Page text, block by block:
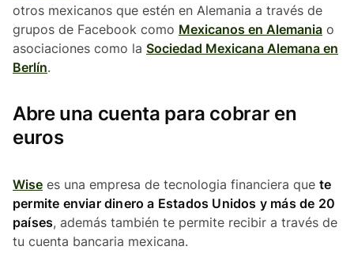
otros mexicanos que estén en Alemania a través de
grupos de Facebook como Mexicanos en Alemania o
asociaciones como la Sociedad Mexicana Alemana en
Berlín.
Abre una cuenta para cobrar en
euros
Wise es una empresa de tecnologia financiera que te
permite enviar dinero a Estados Unidos y más de 20
países, además también te permite recibir a través de
tu cuenta bancaria mexicana.